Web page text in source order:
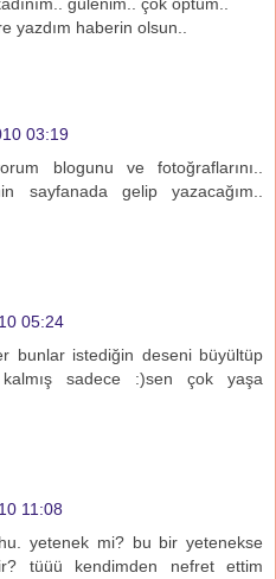
gülenim.. çok öptüm..
yazdım haberin olsun..
03:19
blogunu ve fotoğraflarını..
sayfanada gelip yazacağım..
05:24
bunlar istediğin deseni büyültüp
sadece :)sen çok yaşa
11:08
yetenek mi? bu bir yetenekse
tüüü kendimden nefret ettim